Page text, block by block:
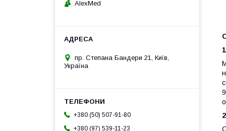
AlexMed
пр. Степана Бандери 21, Київ,
Україна
+380 (50) 507-91-80
+380 (97) 539-11-23